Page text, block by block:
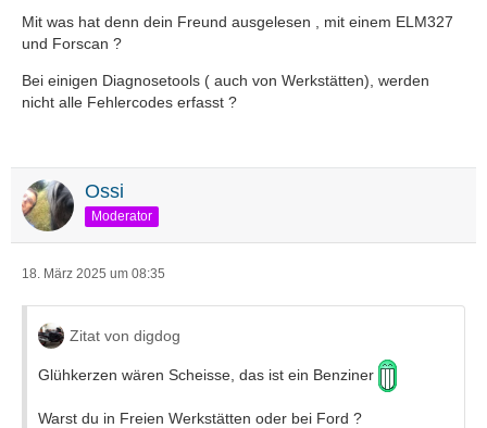
Mit was hat denn dein Freund ausgelesen , mit einem ELM327
und Forscan ?
Bei einigen Diagnosetools ( auch von Werkstätten), werden
nicht alle Fehlercodes erfasst ?
Ossi
Moderator
18. März 2025 um 08:35
Zitat von digdog
Glühkerzen wären Scheisse, das ist ein Benziner
Warst du in Freien Werkstätten oder bei Ford ?